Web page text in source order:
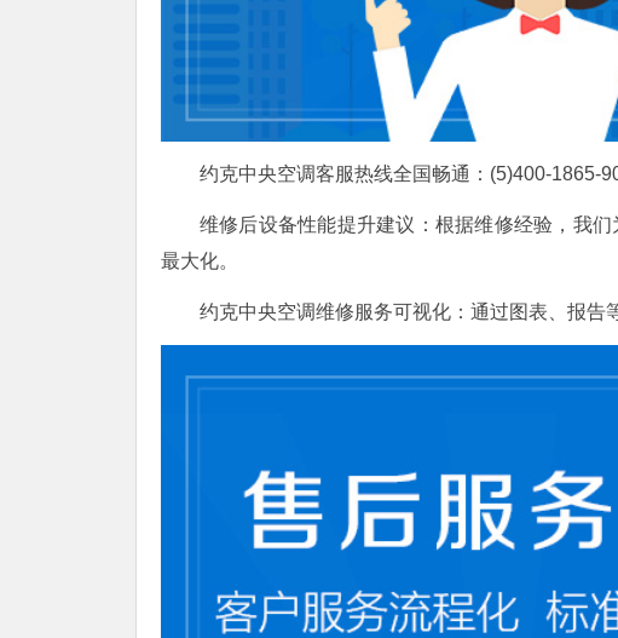
约克中央空调客服热线全国畅通：(5)400-1865-
维修后设备性能提升建议：根据维修经验，我
最大化。
约克中央空调维修服务可视化：通过图表、报告